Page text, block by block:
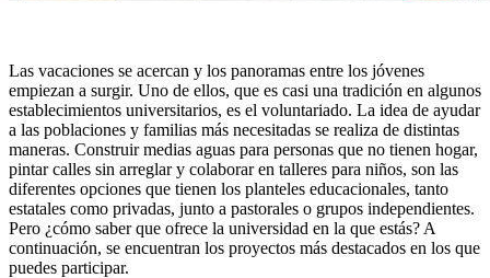
Las vacaciones se acercan y los panoramas entre los jóvenes
empiezan a surgir. Uno de ellos, que es casi una tradición en algunos
establecimientos universitarios, es el voluntariado. La idea de ayudar
a las poblaciones y familias más necesitadas se realiza de distintas
maneras. Construir medias aguas para personas que no tienen hogar,
pintar calles sin arreglar y colaborar en talleres para niños, son las
diferentes opciones que tienen los planteles educacionales, tanto
estatales como privadas, junto a pastorales o grupos independientes.
Pero ¿cómo saber que ofrece la universidad en la que estás? A
continuación, se encuentran los proyectos más destacados en los que
puedes participar.